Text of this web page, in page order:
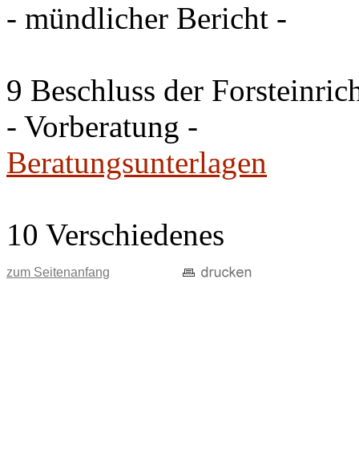
- mündlicher Bericht -
9 Beschluss der
- Vorberatung -
Beratungsunterlagen
10 Verschiedenes
zum Seitenanfang